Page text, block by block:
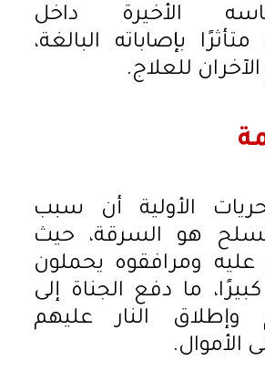
الأخيرة داخل
بإصاباته البالغة،
للعلاج.
الأولية أن سبب
هو السرقة، حيث
عليه ومرافقوه يحملون
ما دفع الجناة إلى
وإطلاق النار عليهم
الأموال.